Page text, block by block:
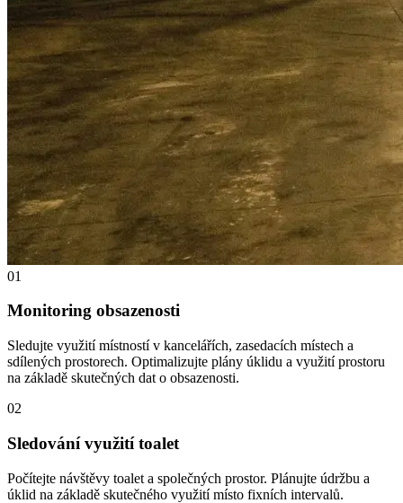
01
Monitoring obsazenosti
Sledujte využití místností v kancelářích, zasedacích místech a
sdílených prostorech. Optimalizujte plány úklidu a využití prostoru
na základě skutečných dat o obsazenosti.
02
Sledování využití toalet
Počítejte návštěvy toalet a společných prostor. Plánujte údržbu a
úklid na základě skutečného využití místo fixních intervalů.